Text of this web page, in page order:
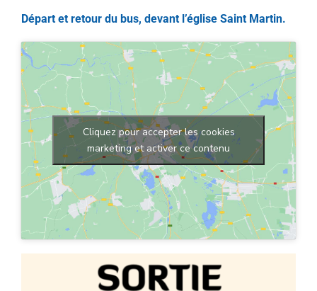
Départ et retour du bus, devant l’église Saint Martin.
Cliquez pour accepter les cookies
marketing et activer ce contenu